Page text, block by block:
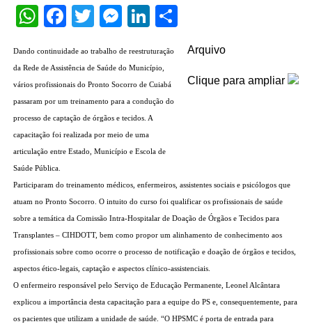
WhatsApp
Facebook
TwitterMessenger
LinkedIn
Arquivo
Clique para ampliar
Dando continuidade ao trabalho de reestruturação
da Rede de Assistência de Saúde do Município,
vários profissionais do Pronto Socorro de Cuiabá
passaram por um treinamento para a condução do
processo de captação de órgãos e tecidos. A
capacitação foi realizada por meio de uma
articulação entre Estado, Município e Escola de
Saúde Pública.
Participaram do treinamento médicos, enfermeiros, assistentes sociais e psicólogos que
atuam no Pronto Socorro. O intuito do curso foi qualificar os profissionais de saúde
sobre a temática da Comissão Intra-Hospitalar de Doação de Órgãos e Tecidos para
Transplantes – CIHDOTT, bem como propor um alinhamento de conhecimento aos
profissionais sobre como ocorre o processo de notificação e doação de órgãos e tecidos,
aspectos ético-legais, captação e aspectos clínico-assistenciais.
O enfermeiro responsável pelo Serviço de Educação Permanente, Leonel Alcântara
explicou a importância desta capacitação para a equipe do PS e, consequentemente, para
os pacientes que utilizam a unidade de saúde. “O HPSMC é porta de entrada para